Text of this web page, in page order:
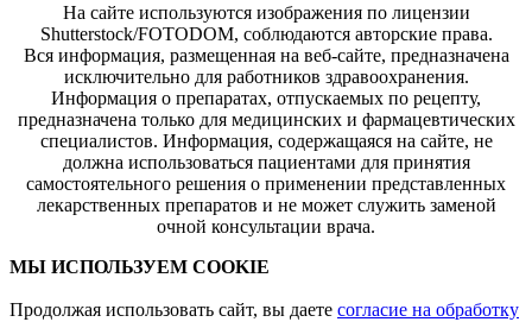
На сайте используются изображения по лицензии
Shutterstock/FOTODOM, соблюдаются авторские права.
Вся информация, размещенная на веб-сайте, предназначена
исключительно для работников здравоохранения.
Информация о препаратах, отпускаемых по рецепту,
предназначена только для медицинских и фармацевтических
специалистов. Информация, содержащаяся на сайте, не
должна использоваться пациентами для принятия
самостоятельного решения о применении представленных
лекарственных препаратов и не может служить заменой
очной консультации врача.
МЫ ИСПОЛЬЗУЕМ COOKIE
Продолжая использовать сайт, вы даете согласие на обработку